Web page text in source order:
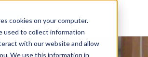
cookies on your computer.
used to collect information
with our website and allow
We use this information in